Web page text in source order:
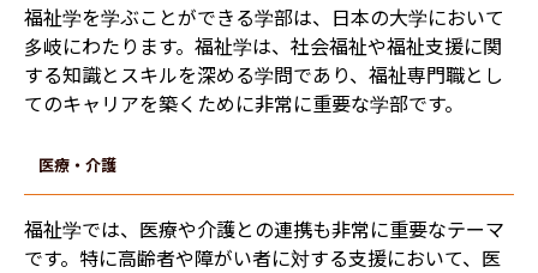
福祉学を学ぶことができる学部は、日本の大学において
多岐にわたります。福祉学は、社会福祉や福祉支援に関
する知識とスキルを深める学問であり、福祉専門職とし
てのキャリアを築くために非常に重要な学部です。
医療・介護
福祉学では、医療や介護との連携も非常に重要なテーマ
です。特に高齢者や障がい者に対する支援において、医